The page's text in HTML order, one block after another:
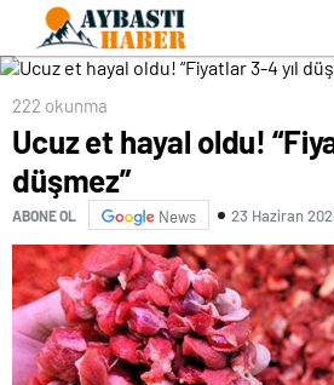
222 okunma
Ucuz et hayal oldu!
düşmez”
ABONE OL News 23 Haziran